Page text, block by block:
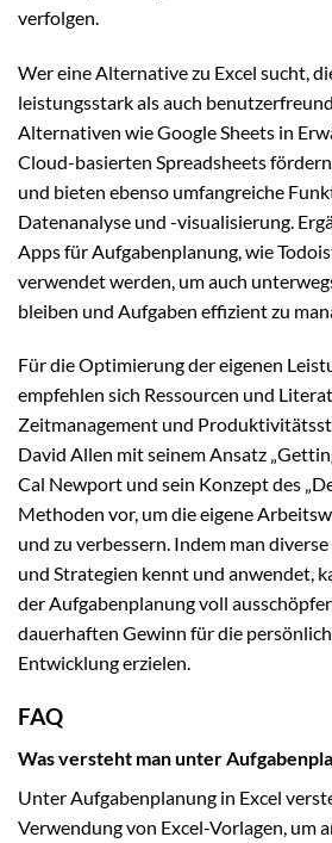
verfolgen.
Wer eine Alternative zu Excel sucht,
leistungsstark als auch
Alternativen wie Google Sheets in
Cloud-basierten Spreadsheets
und bieten ebenso umfangreiche
Datenanalyse und -visualisierung.
Apps für Aufgabenplanung, wie
verwendet werden, um auch
bleiben und Aufgaben effizient zu
Für die Optimierung der eigenen
empfehlen sich Ressourcen und
Zeitmanagement und
David Allen mit seinem Ansatz
Cal Newport und sein Konzept des
Methoden vor, um die eigene
und zu verbessern. Indem man
und Strategien kennt und anwendet,
der Aufgabenplanung voll
dauerhaften Gewinn für die
Entwicklung erzielen.
FAQ
Was versteht man unter
Unter Aufgabenplanung in Excel
Verwendung von Excel-Vorlagen, um